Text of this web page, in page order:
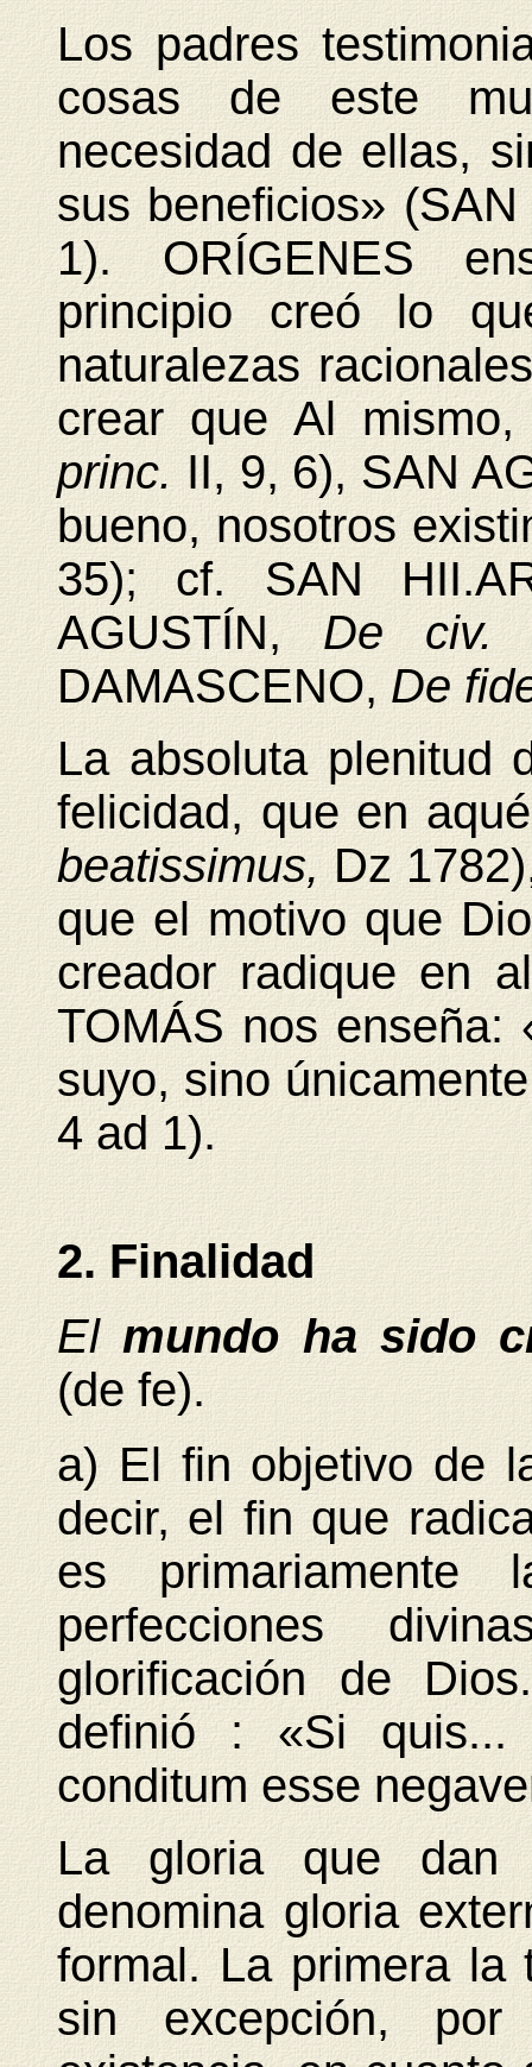
Los padres
cosas de este
necesidad de ellas,
sus beneficios»
1). ORÍGENES
principio creó lo
naturalezas
crear que Al
princ.II, 9, 6), SAN
bueno, nosotros
35); cf. SAN
AGUSTÍN,De
DAMASCENO, De
La absoluta plenitud
felicidad, que en
beatissimus, Dz
que el motivo que
creador radique en
TOMÁS nos enseña:
suyo, sino
4 ad 1).
2. Finalidad
Elmundo ha sido
(de fe).
a) El fin objetivo de
decir, el fin que
es primariamente
perfecciones
glorificación de
definió : «Si quis...
conditum esse
La gloria que
denomina gloria
formal. La primera la
sin excepción,